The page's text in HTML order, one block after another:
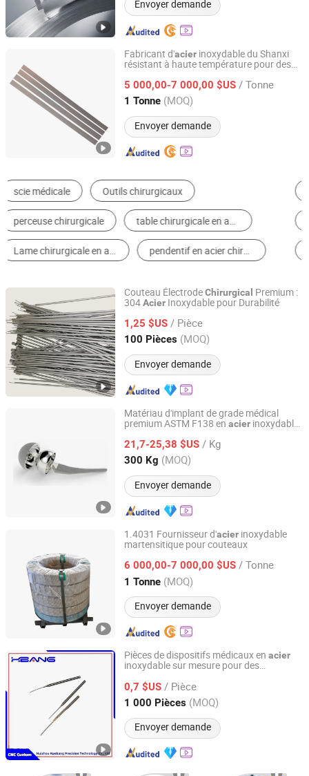
Envoyer demande
Fabricant d'acier inoxydable du Shanxi
résistant à haute température pour des
5 000,00-7 000,00 $US / Tonne
1 Tonne (MOQ)
Envoyer demande
SHANXI DISIMAN SPECIAL METAL TECHNOLOGY CO.,
LTD.
Shanxi, China Depuis 2018
Fournitures Médicaux Jetables Instrument Chirurgical
Équipement Désinfecteur & Stérilisateur Équipement Chirurgical
Pipe & Tube en Acier Acier Inoxydable
Couteau ÉlectrodeChirurgical Premium :
304Acier Inoxydable pour Durabilité
1,25 $US / Pièce
100 Pièces (MOQ)
Envoyer demande
Dongguan Yuelinsen Metal Technology Co., Ltd.
Guangdong, China Depuis 2025
Matériau d'implant de grade médical
premium ASTM F138 en acier inoxydable
chirurgicalet d'instrument
21,7-25,38 $US / Kg
300 Kg (MOQ)
Envoyer demande
Jiangsu, China Depuis 2025
1.4031 Fournisseur d'acier inoxydable
martensitique pour couteaux
6 000,00-7 000,00 $US / Tonne
1 Tonne (MOQ)
Envoyer demande
SHANXI DISIMAN SPECIAL METAL TECHNOLOGY CO.,
LTD.
Shanxi, China Depuis 2018
Pièces de dispositifs médicaux en acier
inoxydable sur mesure pour des
0,7 $US / Pièce
1 000 Pièces (MOQ)
Envoyer demande
Huizhou Haobang Precision Technology Co., Ltd
Guangdong, China Depuis 2025